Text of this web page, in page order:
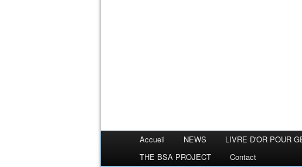
Accueil NEWS LIVRE D'OR POUR
THE BSA PROJECT
Contact